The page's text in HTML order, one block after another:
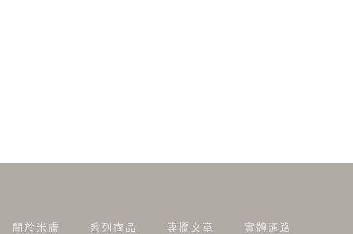
關於米膚 系列商品 專欄文章
實體通路